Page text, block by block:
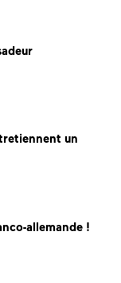
un
allemande !